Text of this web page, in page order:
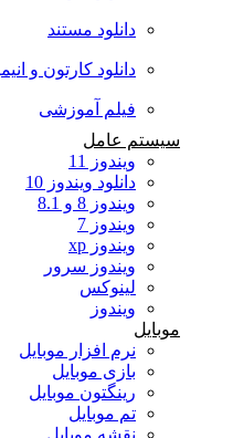
دانلود مستند
دانلود کارتون و انیمیشن
فیلم آموزشی
سیستم عامل
ویندوز 11
دانلود ویندوز 10
ویندوز 8 و 8.1
ویندوز 7
ویندوز xp
ویندوز سرور
لینوکس
ویندوز
نرم افزار موبایل
بازی موبایل
رینگتون موبایل
تم موبایل
نقشه موبایل